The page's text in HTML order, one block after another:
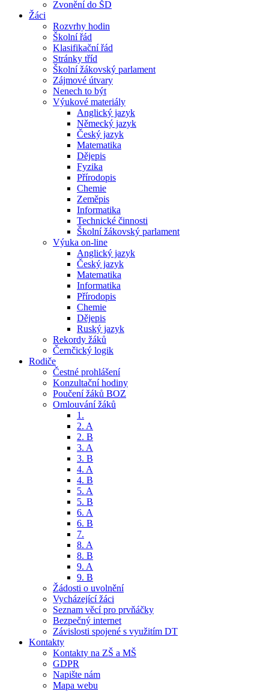
Zvonění do ŠD
Žáci
Rozvrhy hodin
Školní řád
Klasifikační řád
Stránky tříd
Školní žákovský parlament
Zájmové útvary
Nenech to být
Výukové materiály
Anglický jazyk
Německý jazyk
Český jazyk
Matematika
Dějepis
Fyzika
Přírodopis
Chemie
Zeměpis
Informatika
Technické činnosti
Školní žákovský parlament
Výuka on-line
Anglický jazyk
Český jazyk
Matematika
Informatika
Přírodopis
Chemie
Dějepis
Ruský jazyk
Rekordy žáků
Černčický logik
Rodiče
Čestné prohlášení
Konzultační hodiny
Poučení žáků BOZ
Omlouvání žáků
1.
2. A
2. B
3. A
3. B
4. A
4. B
5. A
5. B
6. A
6. B
7.
8. A
8. B
9. A
9. B
Žádosti o uvolnění
Vycházející žáci
Seznam věcí pro prvňáčky
Bezpečný internet
Závislosti spojené s využitím DT
Kontakty
Kontakty na ZŠ a MŠ
GDPR
Napište nám
Mapa webu